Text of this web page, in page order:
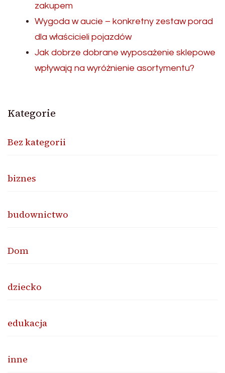
zakupem
Wygoda w aucie – konkretny zestaw porad
dla właścicieli pojazdów
Jak dobrze dobrane wyposażenie sklepowe
wpływają na wyróżnienie asortymentu?
Kategorie
Bez kategorii
biznes
budownictwo
Dom
dziecko
edukacja
inne